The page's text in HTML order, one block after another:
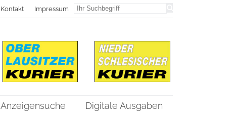
Kontakt Impressum
Anzeigensuche Digitale Ausgaben